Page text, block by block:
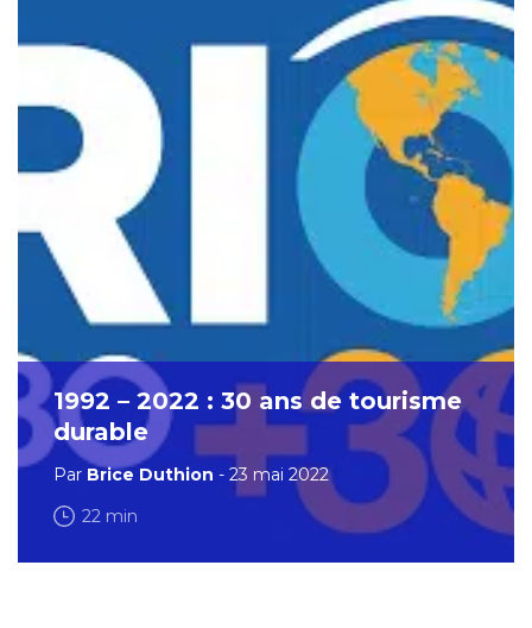
1992 – 2022 : 30 ans de tourisme
durable
Par Brice Duthion - 23 mai 2022
22 min